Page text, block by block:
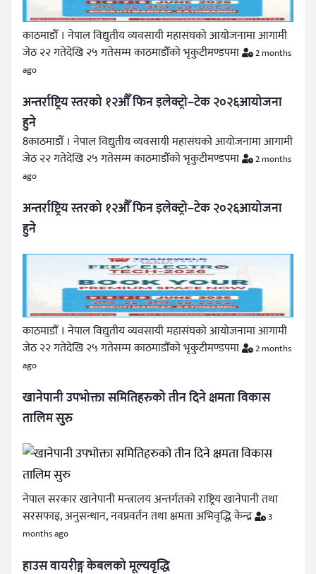
काठमाडौँ । नेपाल विद्युतीय व्यवसायी महासंघको आयोजनामा आगामी
जेठ २२ गतेदेखि २५ गतेसम्म काठमाडौँको भृकुटीमण्डपमा
2 months
ago
अन्तर्राष्ट्रिय स्तरको १२औँ फिन इलेक्ट्रो–टेक २०२६आयोजना
हुने
8काठमाडौँ । नेपाल विद्युतीय व्यवसायी महासंघको आयोजनामा आगामी
जेठ २२ गतेदेखि २५ गतेसम्म काठमाडौँको भृकुटीमण्डपमा
2 months
ago
अन्तर्राष्ट्रिय स्तरको १२औँ फिन इलेक्ट्रो–टेक २०२६आयोजना
हुने
काठमाडौँ । नेपाल विद्युतीय व्यवसायी महासंघको आयोजनामा आगामी
जेठ २२ गतेदेखि २५ गतेसम्म काठमाडौँको भृकुटीमण्डपमा
2 months
ago
खानेपानी उपभोक्ता समितिहरुको तीन दिने क्षमता विकास
तालिम सुरु
नेपाल सरकार खानेपानी मन्त्रालय अन्तर्गतको राष्ट्रिय खानेपानी तथा
सरसफाइ, अनुसन्धान, नवप्रवर्तन तथा क्षमता अभिवृद्धि केन्द्र
3
months ago
हाउस वायरीङ्ग केबलको मूल्यवृद्धि